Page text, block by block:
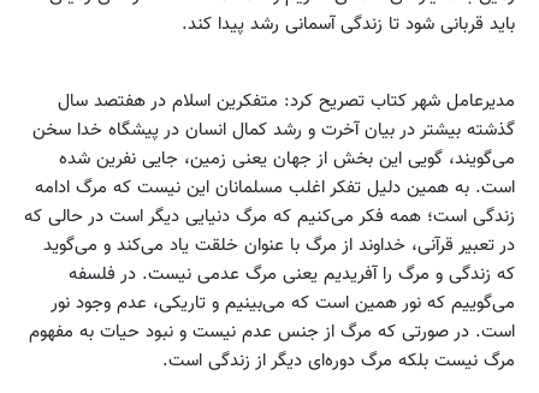
باید قربانی شود تا زندگی آسمانی رشد پیدا کند.
مدیرعامل شهر کتاب تصریح کرد: متفکرین اسلام در هفتصد سال
گذشته بیشتر در بیان آخرت و رشد کمال انسان در پیشگاه خدا سخن
می‌گویند، گویی این بخش از جهان یعنی زمین، جایی نفرین شده
است. به همین دلیل تفکر اغلب مسلمانان این نیست که مرگ ادامه
زندگی است؛ همه فکر می‌کنیم که مرگ دنیایی دیگر است در حالی که
در تعبیر قرآنی، خداوند از مرگ با عنوان خلقت یاد می‌کند و می‌گوید
که زندگی و مرگ را آفریدیم یعنی مرگ عدمی نیست. در فلسفه
می‌گوییم که نور همین است که می‌بینیم و تاریکی، عدم وجود نور
است. در صورتی که مرگ از جنس عدم نیست و نبود حیات به مفهوم
مرگ نیست بلکه مرگ دوره‌ای دیگر از زندگی است.